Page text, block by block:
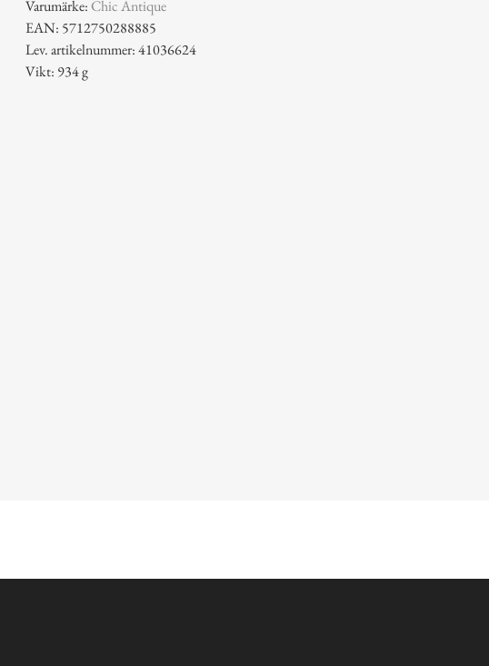
Varumärke:Chic Antique
EAN: 5712750288885
Lev. artikelnummer: 41036624
Vikt: 934 g